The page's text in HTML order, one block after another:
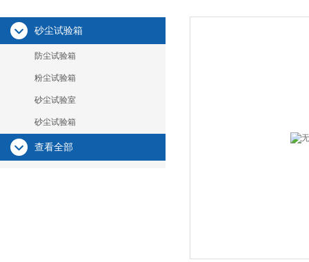
砂尘试验箱
防尘试验箱
粉尘试验箱
砂尘试验室
砂尘试验箱
查看全部